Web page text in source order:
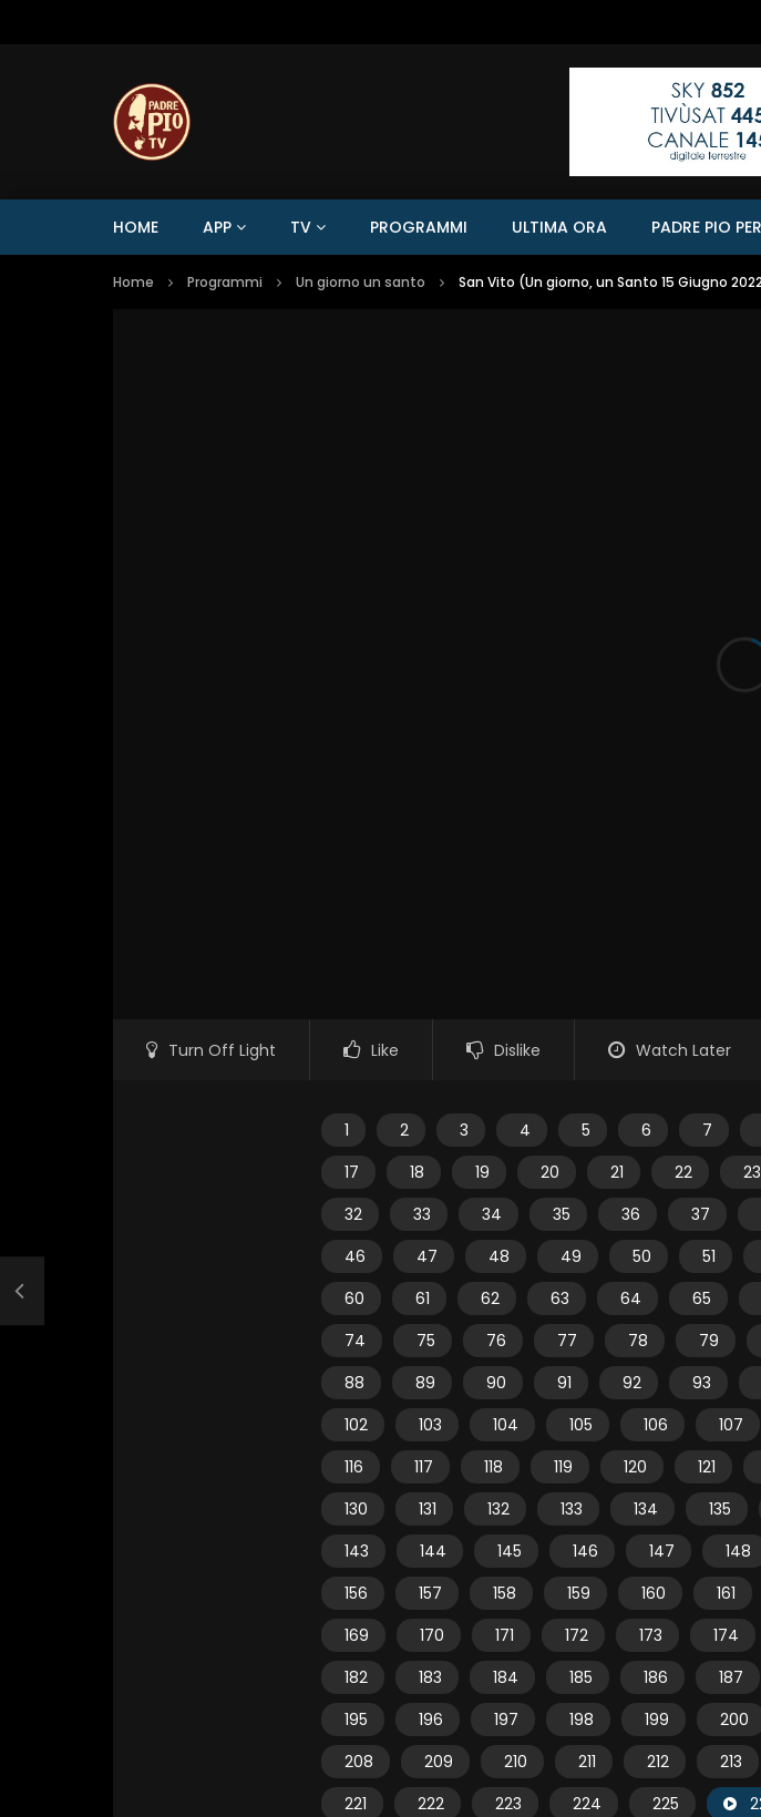
HOME APP TV PROGRAMMI ULTIMA ORA PADRE PIO
Home Programmi Un giorno un santo San Vito (Un giorno, un Santo 15 Giugno
Turn Off Light Like Dislike Watch Later
1 2 3 4 5 6 7
17
18 19 20 21 22 23
32
33 34 35 36 37
46
47 48 49 50 51
60
61 62 63 64 65
74
75 76 77 78 79
88
89 90 91 92 93
102
103 104 105 106 107
116
117 118 119 120 121
130
131 132 133 134 135
143
144 145 146 147 148
156
157 158 159 160 161
169
170 171 172 173 174
182
183 184 185 186 187
195
196 197 198 199 200
208
209 210 211 212 213
221
222 223 224 225